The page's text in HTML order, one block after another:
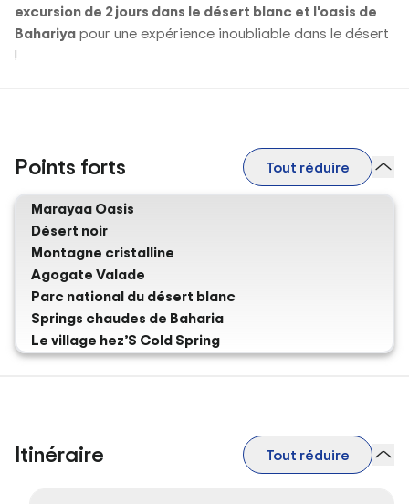
excursion de 2 jours dans le désert blanc et l'oasis de
Bahariyapour une expérience inoubliable dans le désert
!
Points forts Tout réduire
Marayaa Oasis
Désert noir
Montagne cristalline
Agogate Valade
Parc national du désert blanc
Springs chaudes de Baharia
Le village hez’S Cold Spring
Itinéraire Tout réduire